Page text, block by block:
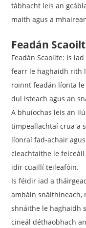
tábhacht leis an
maith agus a
Feadán
Feadán Scaoilte: Is
fearr le haghaidh rith
roinnt feadán líonta
dul isteach agus an
A bhuíochas leis an
timpeallachtaí crua a
líonraí fad-achair
cleachtaithe le
idir cuaillí teileafóin.
Is féidir iad a
amháin snáithíneach,
shnáithe le haghaidh
cineál déthaobhach